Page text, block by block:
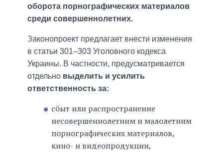
оборота порнографических материалов
среди совершеннолетних.
Законопроект предлагает внести изменения
в статьи 301–303 Уголовного кодекса
Украины. В частности, предусматривается
отдельно выделить и усилить
ответственность за:
сбыт или распространение
несовершеннолетним и малолетним
порнографических материалов,
кино- и видеопродукции,